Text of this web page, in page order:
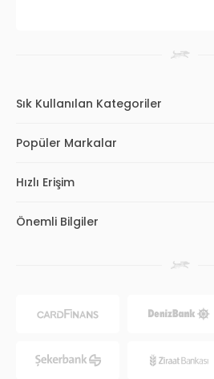
Sık Kullanılan Kategoriler
Popüler Markalar
Hızlı Erişim
Önemli Bilgiler